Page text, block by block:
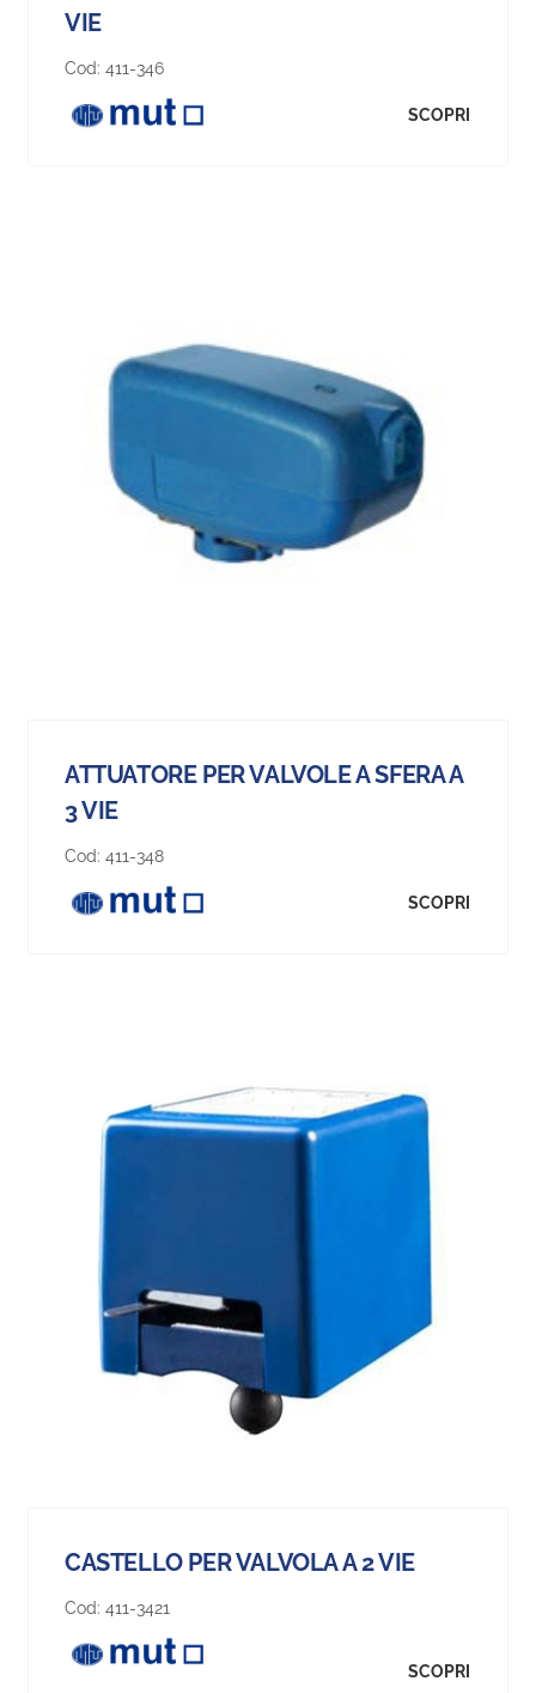
VIE
Cod: 411-346
SCOPRI
ATTUATORE PER VALVOLE A SFERA A
3 VIE
Cod: 411-348
SCOPRI
CASTELLO PER VALVOLA A 2 VIE
Cod: 411-3421
SCOPRI